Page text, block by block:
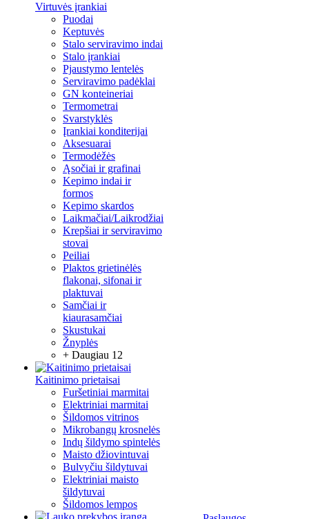
Virtuvės įrankiai
Puodai
Keptuvės
Stalo serviravimo indai
Stalo įrankiai
Pjaustymo lentelės
Serviravimo padėklai
GN konteineriai
Termometrai
Svarstyklės
Įrankiai konditerijai
Aksesuarai
Termodėžės
Ąsočiai ir grafinai
Kepimo indai ir
formos
Kepimo skardos
Laikmačiai/Laikrodžiai
Krepšiai ir serviravimo
stovai
Peiliai
Plaktos grietinėlės
flakonai, sifonai ir
plaktuvai
Samčiai ir
kiaurasamčiai
Skustukai
Žnyplės
+ Daugiau 12
Kaitinimo prietaisai
Furšetiniai marmitai
Elektriniai marmitai
Šildomos vitrinos
Mikrobangų krosnelės
Indų šildymo spintelės
Maisto džiovintuvai
Bulvyčiu šildytuvai
Elektriniai maisto
šildytuvai
Šildomos lempos